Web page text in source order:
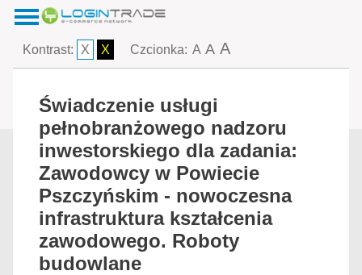
Kontrast: X X Czcionka: A A A
Świadczenie usługi
pełnobranżowego nadzoru
inwestorskiego dla zadania:
Zawodowcy w Powiecie
Pszczyńskim - nowoczesna
infrastruktura kształcenia
zawodowego. Roboty
budowlane